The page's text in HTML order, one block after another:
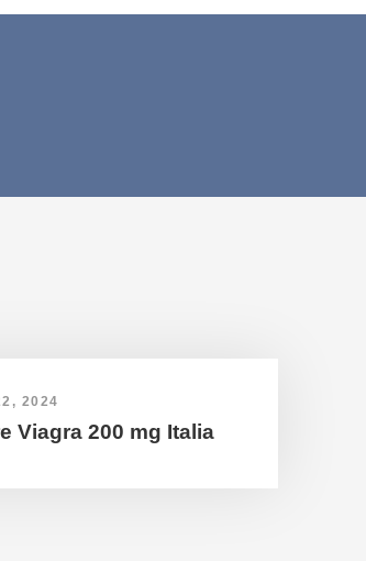
2024
Viagra 200 mg Italia